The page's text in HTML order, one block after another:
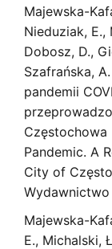
Majewska-
Nieduziak, E.,
Dobosz, D.,
Szafrańska,
pandemii
Częstochowa
Pandemic. A
City of
Wydawnictwo
Majewska-
E., Michalski,